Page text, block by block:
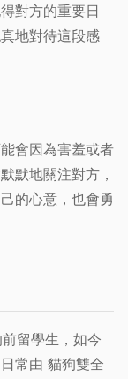
對方的重要日
地對待這段感
會因為害羞或者
默地關注對方，
的心意，也會勇
前留學生 ，如今
常由 貓狗雙全